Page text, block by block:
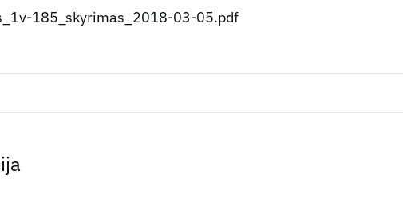
185_skyrimas_2018-03-05.pdf